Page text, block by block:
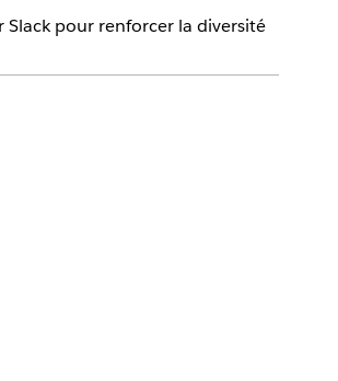
Slack pour renforcer la diversité